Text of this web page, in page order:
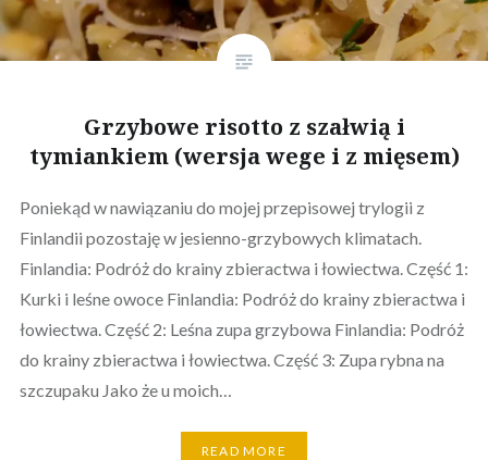
Grzybowe risotto z szałwią i
tymiankiem (wersja wege i z mięsem)
Poniekąd w nawiązaniu do mojej przepisowej trylogii z
Finlandii pozostaję w jesienno-grzybowych klimatach.
Finlandia: Podróż do krainy zbieractwa i łowiectwa. Część 1:
Kurki i leśne owoce Finlandia: Podróż do krainy zbieractwa i
łowiectwa. Część 2: Leśna zupa grzybowa Finlandia: Podróż
do krainy zbieractwa i łowiectwa. Część 3: Zupa rybna na
szczupaku Jako że u moich…
READ MORE